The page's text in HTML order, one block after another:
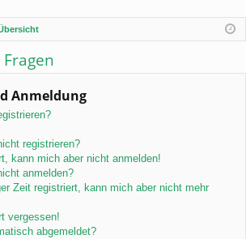
rie
Anmeldung
registrieren?
kann mich aber nicht anmelden!
anmelden?
Zeit registriert, kann mich aber nicht mehr
vergessen!
abgemeldet?